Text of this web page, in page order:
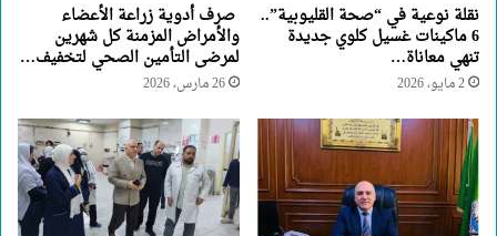
نقلة نوعية في “صحة القليوبية”..
6 ماكينات غسيل كلوي جديدة
تنهي معاناة…
2 مايو، 2026
صرف أدوية زراعة الأعضاء
والأمراض المزمنة كل شهرين
لمرضى التأمين الصحي لتخفيف…
26 مارس، 2026